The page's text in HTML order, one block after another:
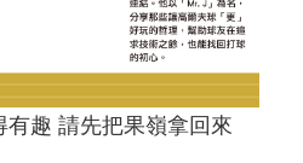
趣 請先把果嶺拿回來